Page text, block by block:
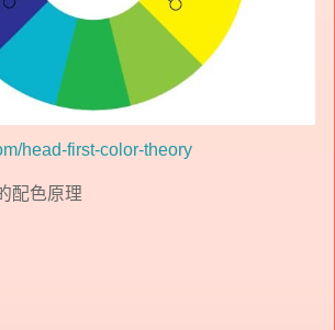
head-first-color-theory
配色原理